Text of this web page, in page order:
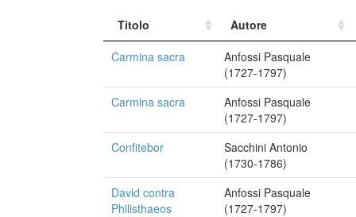
Titolo
Autore
Carmina sacra
Anfossi Pasquale
(1727-1797)
Carmina sacra
Anfossi Pasquale
(1727-1797)
Confitebor
Sacchini Antonio
(1730-1786)
David contra
Philisthaeos
Anfossi Pasquale
(1727-1797)